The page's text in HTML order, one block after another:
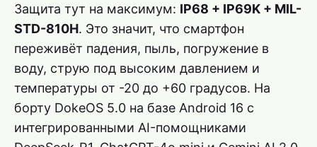
Защита тут на максимум: IP68 + IP69K + MIL-
STD-810H. Это значит, что смартфон
переживёт падения, пыль, погружение в
воду, струю под высоким давлением и
температуры от -20 до +60 градусов. На
борту DokeOS 5.0 на базе Android 16 с
интегрированными AI-помощниками